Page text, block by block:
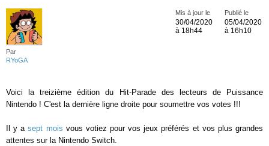
Par
RYoGA
Publié le
05/04/2020
à 16h10
Mis à jour le
30/04/2020
à 18h44
Voici la treizième édition du Hit-Parade des lecteurs de Puissance
Nintendo ! C'est la dernière ligne droite pour soumettre vos votes !!!
Il y asept mois vous votiez pour vos jeux préférés et vos plus grandes
attentes sur la Nintendo Switch.